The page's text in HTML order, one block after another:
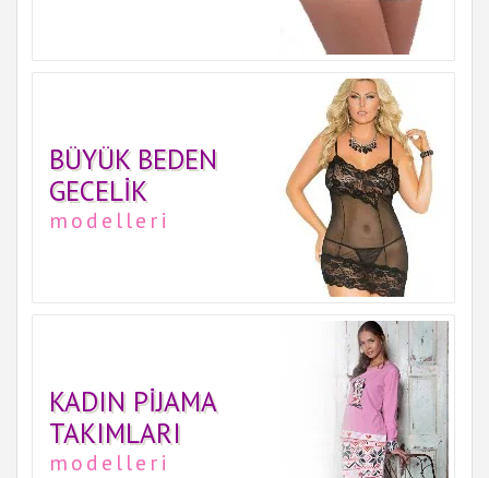
BÜYÜK BEDEN
GECELIK
modelleri
KADIN PIJAMA
TAKIMLARI
modelleri